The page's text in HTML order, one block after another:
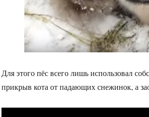
Для этого пёс всего лишь использовал
прикрыв кота от падающих снежинок, а